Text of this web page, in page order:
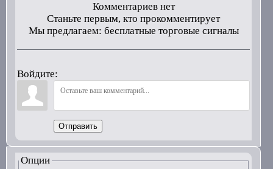
Комментариев нет
Станьте первым, кто прокомментирует
Мы предлагаем: бесплатные торговые сигналы
Войдите:
Отправить
Опции